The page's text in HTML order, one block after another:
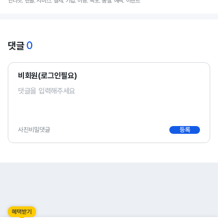
댓글 0
비회원(로그인필요)
사진비밀댓글 등록